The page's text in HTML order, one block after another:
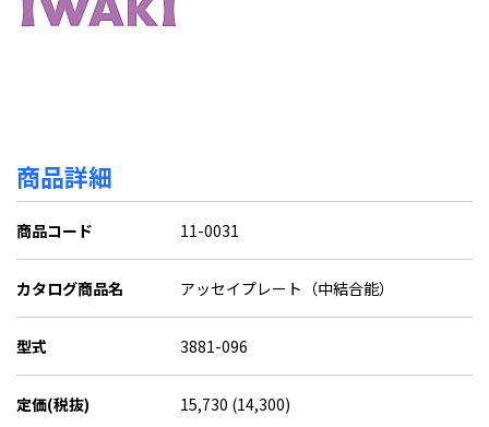
商品詳細
商品コード 11-0031
カタログ商品名 アッセイプレート（中結合能）
型式 3881-096
定価(税抜) 15,730 (14,300)